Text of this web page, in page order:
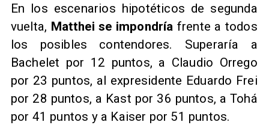
​En los escenarios hipotéticos de segunda
vuelta, Matthei se impondría frente a todos
los posibles contendores. Superaría a
Bachelet por 12 puntos, a Claudio Orrego
por 23 puntos, al expresidente Eduardo Frei
por 28 puntos, a Kast por 36 puntos, a Tohá
por 41 puntos y a Kaiser por 51 puntos.